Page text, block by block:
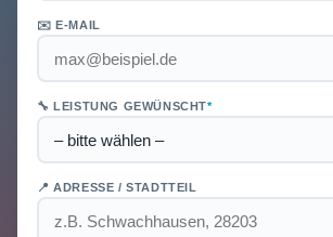
✉️ E-MAIL
🔧 LEISTUNG GEWÜNSCHT*
📍 ADRESSE / STADTTEIL